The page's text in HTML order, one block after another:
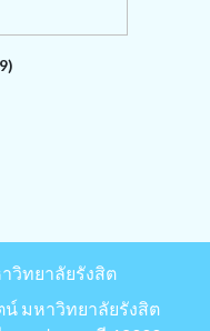
วิทยาลัยรังสิต
น์ มหาวิทยาลัยรังสิต